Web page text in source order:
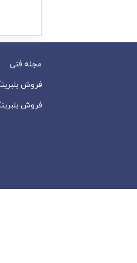
مجله فنی
فروش
فروش